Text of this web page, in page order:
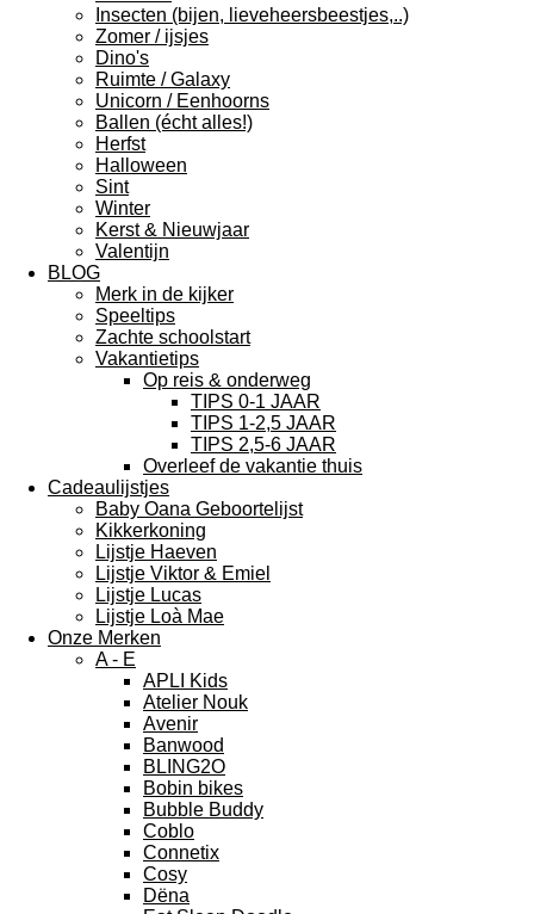
Insecten (bijen, lieveheersbeestjes,..)
Zomer / ijsjes
Dino's
Ruimte / Galaxy
Unicorn / Eenhoorns
Ballen (écht alles!)
Herfst
Halloween
Sint
Winter
Kerst & Nieuwjaar
Valentijn
BLOG
Merk in de kijker
Speeltips
Zachte schoolstart
Vakantietips
Op reis & onderweg
TIPS 0-1 JAAR
TIPS 1-2,5 JAAR
TIPS 2,5-6 JAAR
Overleef de vakantie thuis
Cadeaulijstjes
Baby Oana Geboortelijst
Kikkerkoning
Lijstje Haeven
Lijstje Viktor & Emiel
Lijstje Lucas
Lijstje Loà Mae
Onze Merken
A - E
APLI Kids
Atelier Nouk
Avenir
Banwood
BLING2O
Bobin bikes
Bubble Buddy
Coblo
Connetix
Cosy
Dëna